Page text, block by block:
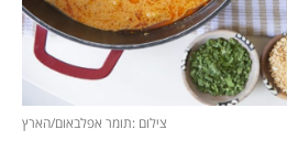
צילום :תומר אפלבאום/הארץ